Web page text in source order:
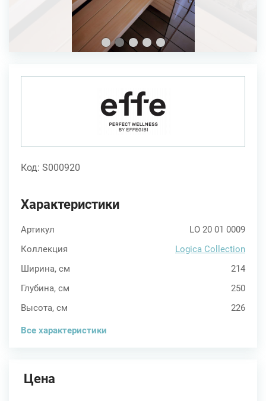
Код: S000920
Характеристики
Артикул
LO 20 01 0009
Коллекция
Logica Collection
Ширина, см
214
Глубина, см
250
Высота, см
226
Все характеристики
Цена